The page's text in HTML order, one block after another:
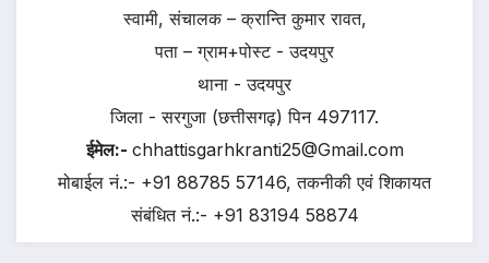
स्वामी, संचालक – क्रान्ति कुमार रावत,
पता – ग्राम+पोस्ट - उदयपुर
थाना - उदयपुर
जिला - सरगुजा (छत्तीसगढ़) पिन 497117.
ईमेल:- chhattisgarhkranti25@Gmail.com
मोबाईल नं.:- +91 88785 57146, तकनीकी एवं शिकायत
संबंधित नं.:- +91 83194 58874